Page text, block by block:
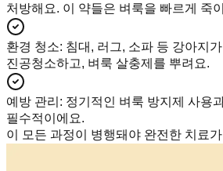
처방해요. 이 약들은 벼룩을 빠르게 죽
환경 청소: 침대, 러그, 소파 등 강아지
진공청소하고, 벼룩 살충제를 뿌려요.
예방 관리 : 정기적인 벼룩 방지제 사용
필수적이에요.
이 모든 과정이 병행돼야 완전한 치료